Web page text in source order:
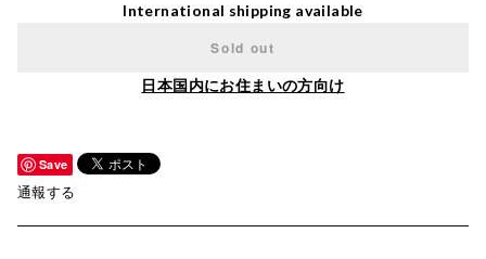
International shipping available
Sold out
日本国内にお住まいの方向け
Save
通報する